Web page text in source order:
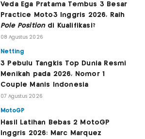
Veda Ega Pratama Tembus 3 Besar
Practice Moto3 Inggris 2026, Raih
Pole Positiondi Kualifikasi?
08 Agustus 2026
Netting
3 Pebulu Tangkis Top Dunia Resmi
Menikah pada 2026, Nomor 1
Couple Manis Indonesia
07 Agustus 2026
MotoGP
Hasil Latihan Bebas 2 MotoGP
Inggris 2026: Marc Marquez